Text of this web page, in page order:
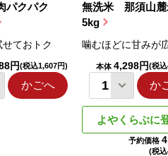
パクパク
ておトク
円(税込1,607円)
かごへ
無洗米 那須山麓
5kg
噛むほどに甘みが
本体 4,298円(税
か
よやくらぶに
予約価格
(税込